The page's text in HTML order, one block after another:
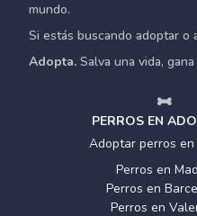
mundo.
Si estás buscando adoptar o
Adopta. Salva una vida,
PERROS EN
Adoptar perros en
Perros en
Perros en
Perros en